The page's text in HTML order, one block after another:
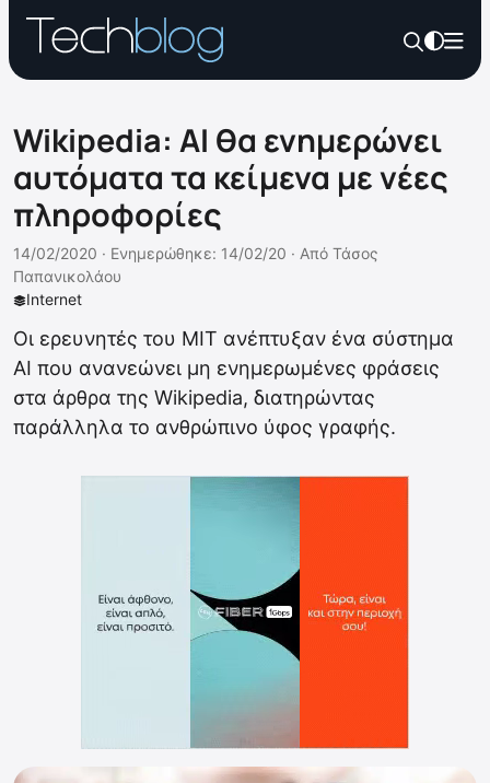
Wikipedia: AI θα ενημερώνει
αυτόματα τα κείμενα με νέες
πληροφορίες
Internet
14/02/2020 · Ενημερώθηκε: 14/02/20 · Από Τάσος
Παπανικολάου
Οι ερευνητές του MIT ανέπτυξαν ένα σύστημα
AI που ανανεώνει μη ενημερωμένες φράσεις
στα άρθρα της Wikipedia, διατηρώντας
παράλληλα το ανθρώπινο ύφος γραφής.